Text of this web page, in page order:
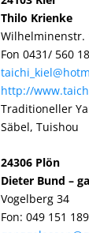
Thilo Krienke
Wilhelminenstr.
Fon 0431/ 560
http://
Traditioneller
Säbel, Tuishou
24306 Plön
Dieter Bund –
Vogelberg 34
Fon: 049 151